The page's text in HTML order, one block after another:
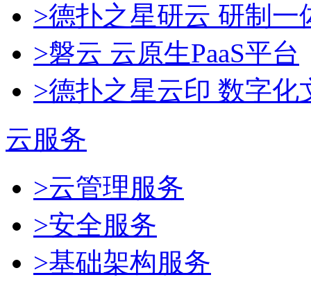
>德扑之星研云 研制
>磐云 云原生PaaS平台
>德扑之星云印 数字化
云服务
>云管理服务
>安全服务
>基础架构服务